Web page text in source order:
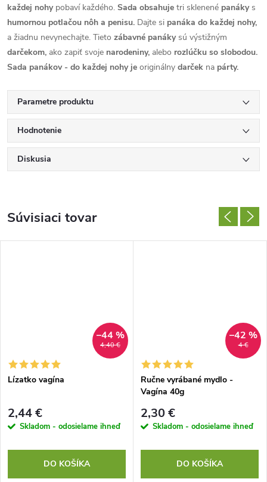
každej nohypobaví každého. Sada obsahuje tri sklenené panákys
humornou potlačou nôh a penisu. Dajte si panáka do každej nohy,
a žiadnu nevynechajte. Tieto zábavné panákysú výstižným
darčekom, ako zapiť svoje narodeniny, alebo rozlúčku so slobodou.
Sada panákov - do každej nohy je originálny darček na párty.
Parametre produktu
Hodnotenie
Diskusia
Súvisiaci tovar
4,40 €
–44 %
Lízatko vagína
2,44 €
Skladom - odosielame ihneď
DO KOŠÍKA
4 €
–42 %
Ručne vyrábané mydlo -
Vagína 40g
2,30 €
Skladom - odosielame ihneď
DO KOŠÍKA